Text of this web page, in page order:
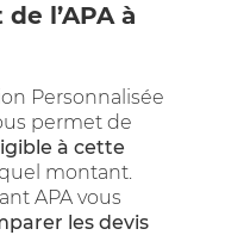
l’APA à
Personnalisée
permet de
à cette
montant.
APA vous
les devis